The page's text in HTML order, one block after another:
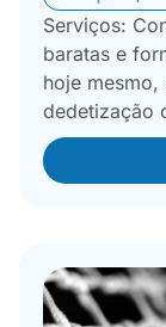
Serviços:
baratas e
hoje
dedetização